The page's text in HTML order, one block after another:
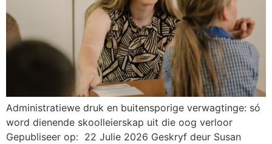
Administratiewe druk en buitensporige verwagtinge: só
word dienende skoolleierskap uit die oog verloor
Gepubliseer op: 22 Julie 2026 Geskryf deur Susan